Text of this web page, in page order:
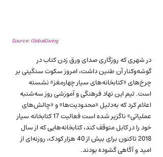
Source: GlobalGiving
در شهری که روزگاری صدای ورق زدن کتاب در
گوشه‌و‌کنار آن طنین داشت، امروز سکوت سنگینی بر
چرخ‌های «کتابخانه‌های سیار چهارمغز» نشسته
است. تیم این نهاد فرهنگی و آموزشی روز سه‌شنبه
اعلام کرد که به‌دلیل «محدودیت‌ها» و «چالش‌های
عملیاتی» ناگزیر شده است فعالیت 17 کتابخانه سیار
خود را در کابل متوقف کند، کتابخانه‌هایی که از سال
2018 تاکنون برای بیش از 40 هزار کودک، روزنه‌ای از
امید و آگاهی گشوده بودند.